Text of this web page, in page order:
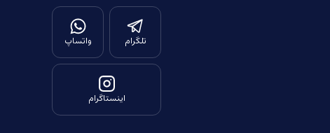
تلگرام واتساپ
اینستاگرام